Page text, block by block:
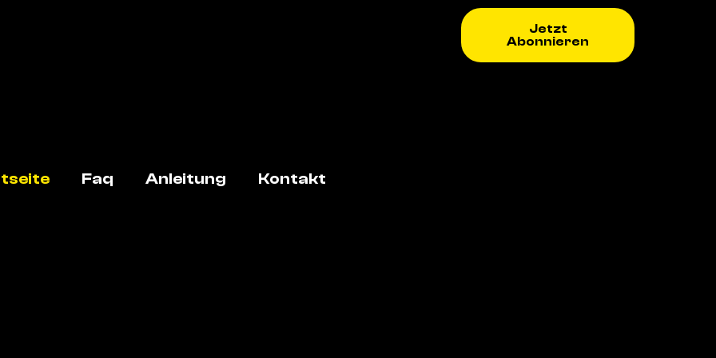
Faq Anleitung Kontakt
Jetzt
Abonnieren